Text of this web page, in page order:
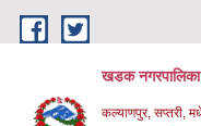
Skip to main content
खडक नगरपालिका,
कल्याणपुर, सप्तरी,